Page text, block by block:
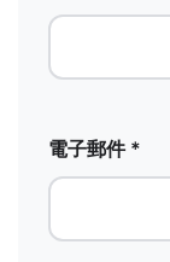
電子郵件 *